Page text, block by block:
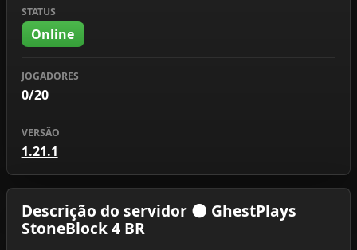
STATUS
Online
JOGADORES
0/20
VERSÃO
1.21.1
Descrição do servidor 🌑 GhestPlays
StoneBlock 4 BR